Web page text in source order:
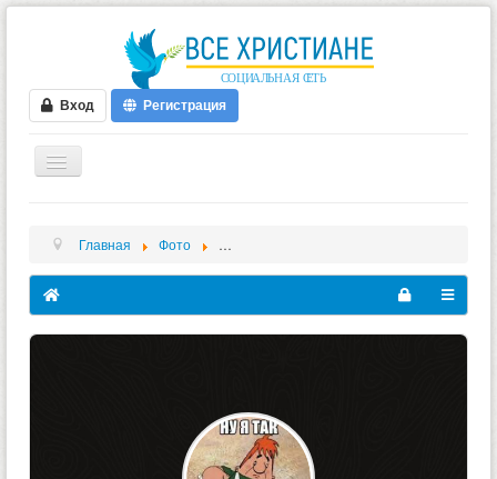
Вход Регистрация
ФОРУМ
ВИДЕО
БЛОГИ
Главная Фото Фото профиля - Альбомы - Антон Вичкасов